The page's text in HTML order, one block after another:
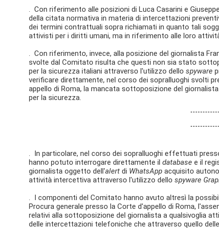
. Con riferimento alle posizioni di Luca Casarini e
della citata normativa in materia di intercettazioni
dei termini contrattuali sopra richiamati in quanto tali
attivisti per i diritti umani, ma in riferimento alle loro
. Con riferimento, invece, alla posizione del giornalista
svolte dal Comitato risulta che questi non sia stato
per la sicurezza italiani attraverso l'utilizzo dellospyware
verificare direttamente, nel corso dei sopralluoghi svolti
appello di Roma, la mancata sottoposizione del
per la sicurezza.
. In particolare, nel corso dei sopralluoghi effettuati
hanno potuto interrogare direttamente ildatabase e il
giornalista oggetto dell'alert di WhatsApp acquisito
attività intercettiva attraverso l'utilizzo dellospyware
. I componenti del Comitato hanno avuto altresì la
Procura generale presso la Corte d'appello di Roma,
relativi alla sottoposizione del giornalista a qualsivoglia
delle intercettazioni telefoniche che attraverso quello